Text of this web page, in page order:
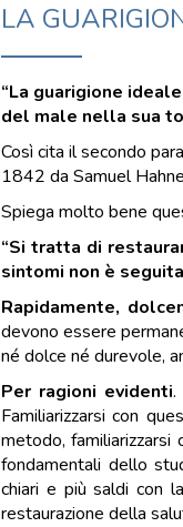
LA
“La guarigione
del male nella sua
Così cita il secondo
1842 da Samuel
Spiega molto bene
“Si tratta di
sintomi non è
Rapidamente,
devono essere
né dolce né durevole,
Per ragioni evidenti.
Familiarizzarsi con
metodo, familiarizzarsi
fondamentali dello
chiari e più saldi con
restaurazione della